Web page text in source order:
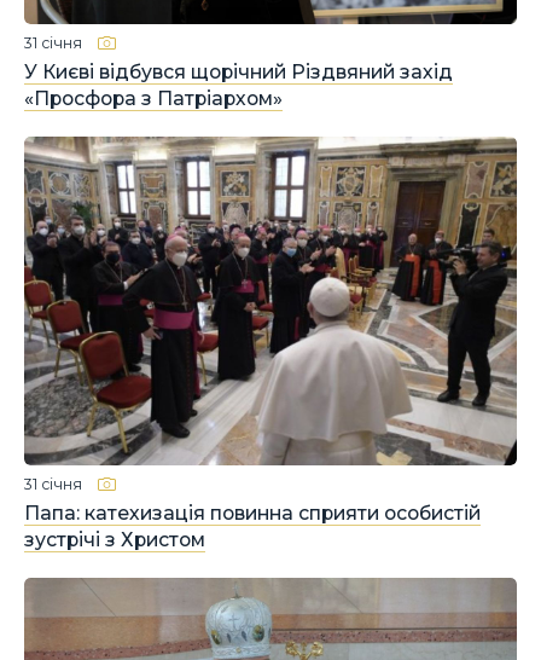
У Києві відбувся щорічний Різдвяний захід
«Просфора з Патріархом»
31 січня
Папа: катехизація повинна сприяти особистій
зустрічі з Христом
31 січня